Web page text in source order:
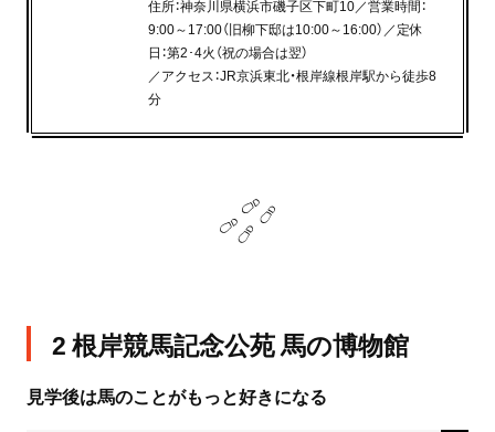
住所：神奈川県横浜市磯子区下町10／営業時間：
9:00～17:00（旧柳下邸は10:00～16:00）／定休
日：第2･4火（祝の場合は翌）
／アクセス：JR京浜東北・根岸線根岸駅から徒歩8
分
2 根岸競馬記念公苑 馬の博物館
見学後は馬のことがもっと好きになる